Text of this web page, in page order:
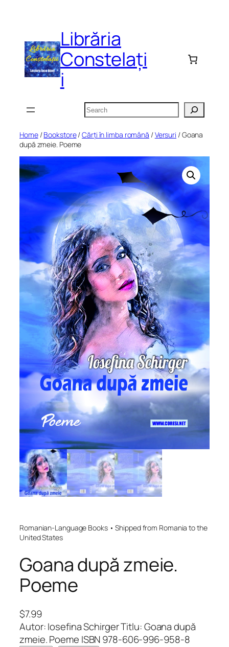
Librăria
Constelați
i
Search
Home/Bookstore/Cărți în limba română /Versuri / Goana
după zmeie. Poeme
Romanian-Language Books • Shipped from Romania to the
United States
Goana după zmeie.
Poeme
$7.99
Autor: Iosefina Schirger Titlu: Goana după
zmeie. Poeme ISBN 978-606-996-958-8